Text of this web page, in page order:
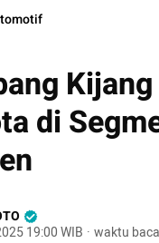
di
19:00 WIB · waktu